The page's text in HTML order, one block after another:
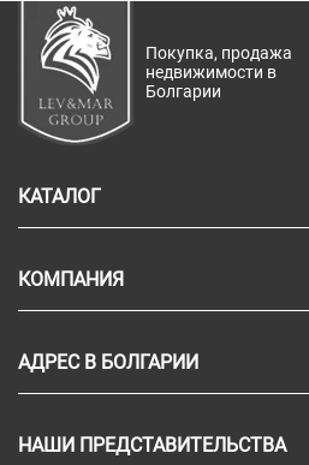
Покупка, продажа
недвижимости в
Болгарии
КАТАЛОГ
КОМПАНИЯ
АДРЕС В БОЛГАРИИ
НАШИ ПРЕДСТАВИТЕЛЬСТВА